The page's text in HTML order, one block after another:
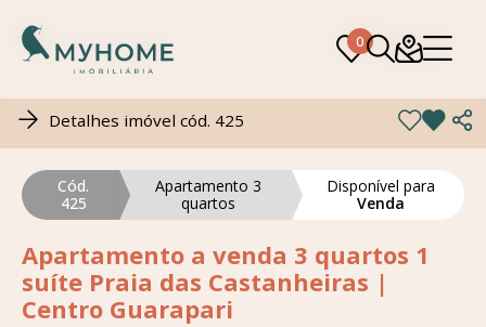
0
0
Detalhes imóvel cód. 425
Cód.
425
Apartamento 3
quartos
Disponível para
Venda
Apartamento a venda 3 quartos 1
suíte Praia das Castanheiras |
Centro Guarapari